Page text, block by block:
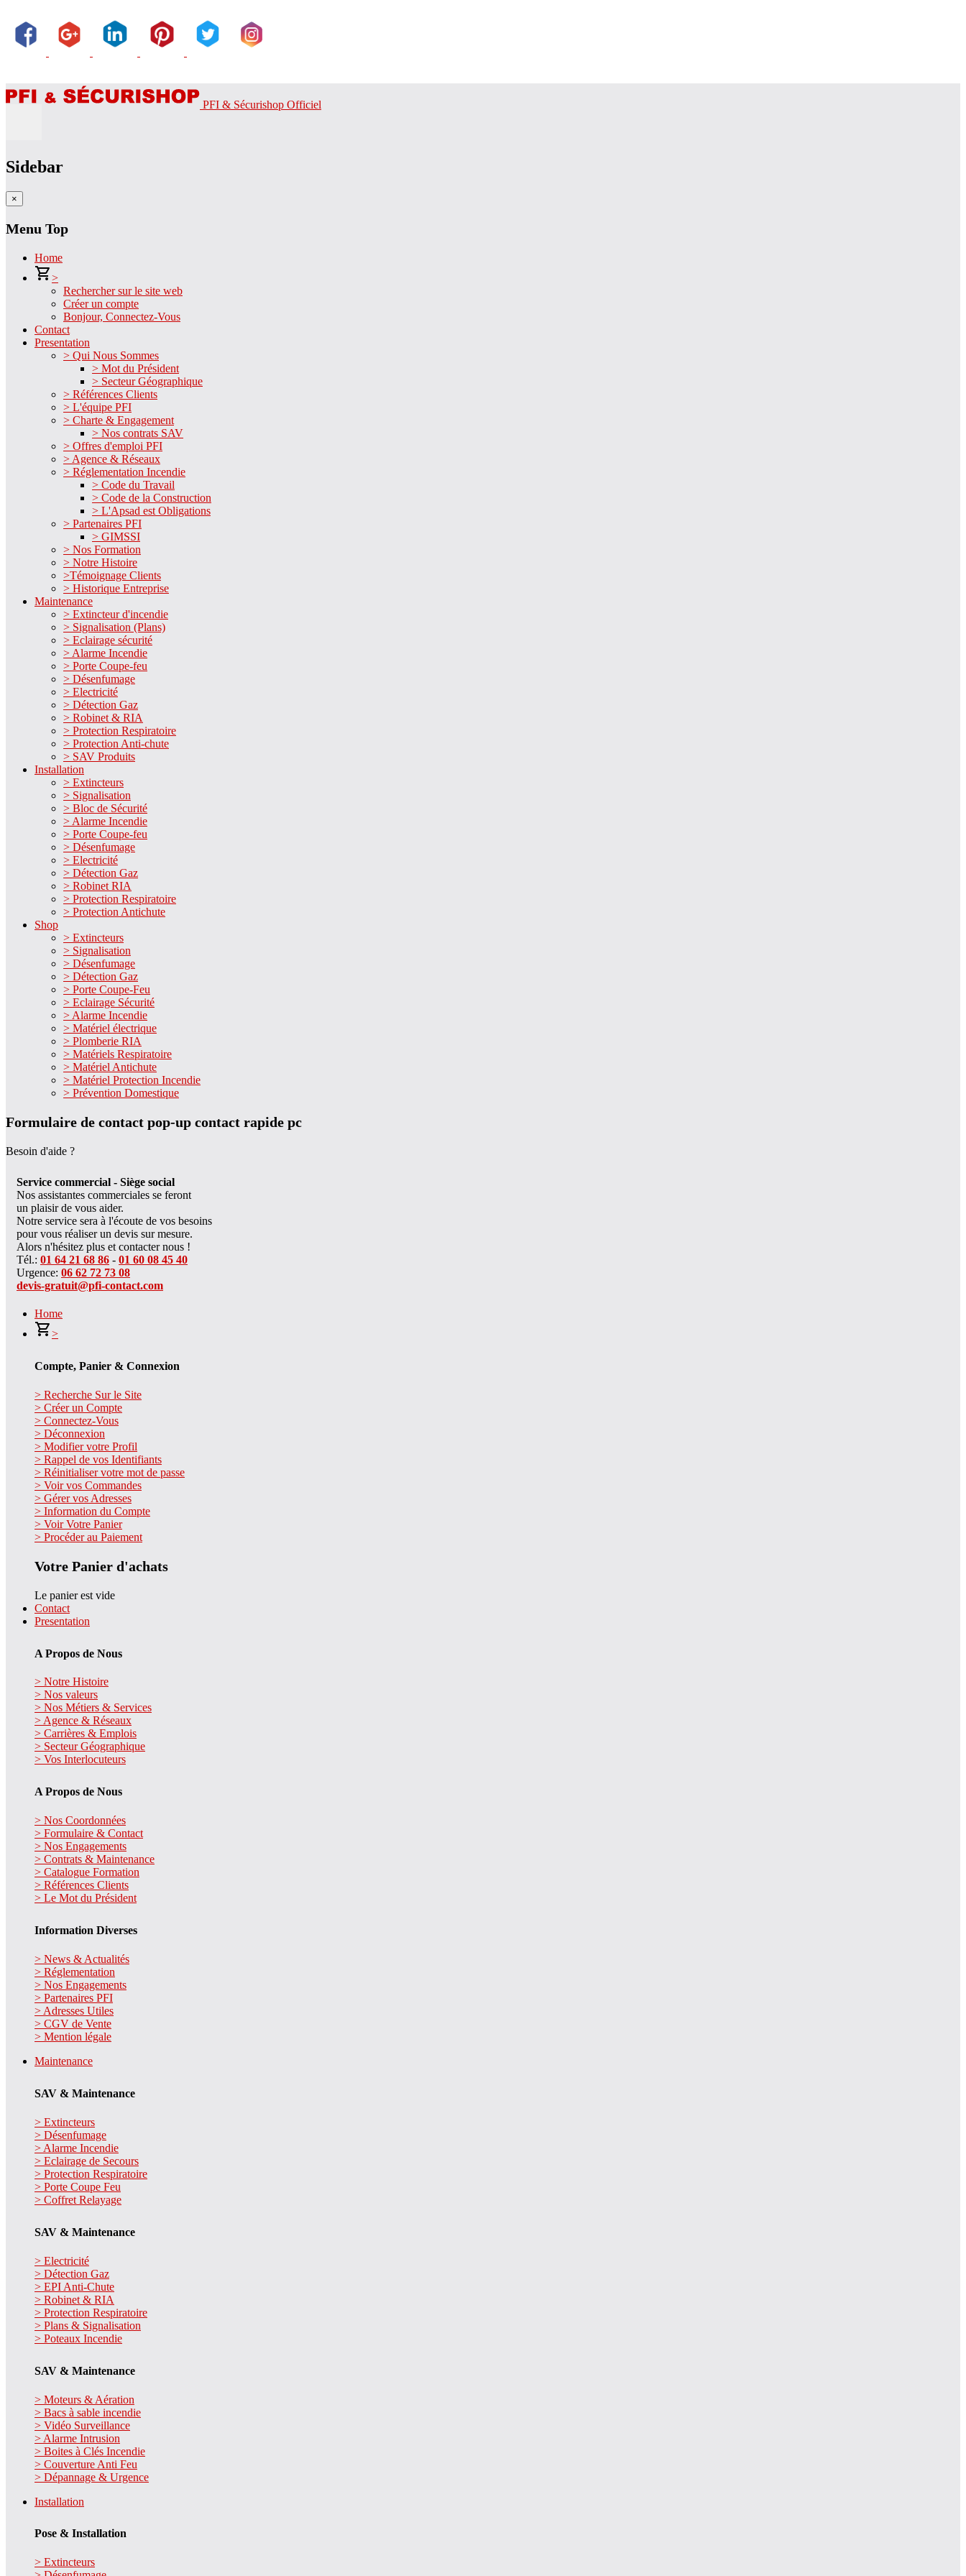
PFI & Sécurishop Officiel
Sidebar
×
Menu Top
Home
>
Rechercher sur le site web
Créer un compte
Bonjour, Connectez-Vous
Contact
Presentation
> Qui Nous Sommes
> Mot du Président
> Secteur Géographique
> Références Clients
> L'équipe PFI
> Charte & Engagement
> Nos contrats SAV
> Offres d'emploi PFI
> Agence & Réseaux
> Réglementation Incendie
> Code du Travail
> Code de la Construction
> L'Apsad est Obligations
> Partenaires PFI
> GIMSSI
> Nos Formation
> Notre Histoire
>Témoignage Clients
> Historique Entreprise
Maintenance
> Extincteur d'incendie
> Signalisation (Plans)
> Eclairage sécurité
> Alarme Incendie
> Porte Coupe-feu
> Désenfumage
> Electricité
> Détection Gaz
> Robinet & RIA
> Protection Respiratoire
> Protection Anti-chute
> SAV Produits
Installation
> Extincteurs
> Signalisation
> Bloc de Sécurité
> Alarme Incendie
> Porte Coupe-feu
> Désenfumage
> Electricité
> Détection Gaz
> Robinet RIA
> Protection Respiratoire
> Protection Antichute
Shop
> Extincteurs
> Signalisation
> Désenfumage
> Détection Gaz
> Porte Coupe-Feu
> Eclairage Sécurité
> Alarme Incendie
> Matériel électrique
> Plomberie RIA
> Matériels Respiratoire
> Matériel Antichute
> Matériel Protection Incendie
> Prévention Domestique
Formulaire de contact pop-up contact rapide pc
Besoin d'aide ?
Service commercial - Siège social
Nos assistantes commerciales se feront
un plaisir de vous aider.
Notre service sera à l'écoute de vos besoins
pour vous réaliser un devis sur mesure.
Alors n'hésitez plus et contacter nous !
Tél.: 01 64 21 68 86 - 01 60 08 45 40
Urgence: 06 62 72 73 08
devis-gratuit@pfi-contact.com
Home
>
Compte, Panier & Connexion
> Recherche Sur le Site
> Créer un Compte
> Connectez-Vous
> Déconnexion
> Modifier votre Profil
> Rappel de vos Identifiants
> Réinitialiser votre mot de passe
> Voir vos Commandes
> Gérer vos Adresses
> Information du Compte
> Voir Votre Panier
> Procéder au Paiement
Votre Panier d'achats
Le panier est vide
Contact
Presentation
A Propos de Nous
> Notre Histoire
> Nos valeurs
> Nos Métiers & Services
> Agence & Réseaux
> Carrières & Emplois
> Secteur Géographique
> Vos Interlocuteurs
A Propos de Nous
> Nos Coordonnées
> Formulaire & Contact
> Nos Engagements
> Contrats & Maintenance
> Catalogue Formation
> Références Clients
> Le Mot du Président
Information Diverses
> News & Actualités
> Réglementation
> Nos Engagements
> Partenaires PFI
> Adresses Utiles
> CGV de Vente
> Mention légale
Maintenance
SAV & Maintenance
> Extincteurs
> Désenfumage
> Alarme Incendie
> Eclairage de Secours
> Protection Respiratoire
> Porte Coupe Feu
> Coffret Relayage
SAV & Maintenance
> Electricité
> Détection Gaz
> EPI Anti-Chute
> Robinet & RIA
> Protection Respiratoire
> Plans & Signalisation
> Poteaux Incendie
SAV & Maintenance
> Moteurs & Aération
> Bacs à sable incendie
> Vidéo Surveillance
> Alarme Intrusion
> Boites à Clés Incendie
> Couverture Anti Feu
> Dépannage & Urgence
Installation
Pose & Installation
> Extincteurs